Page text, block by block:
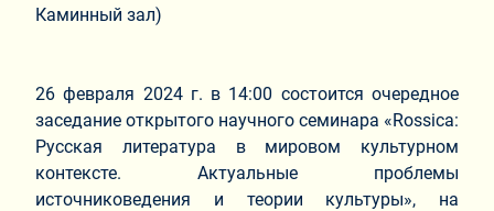
Каминный зал)
26 февраля 2024 г. в 14:00 состоится очередное
заседание открытого научного семинара «Rossiсa:
Русская литература в мировом культурном
контексте. Актуальные проблемы
источниковедения и теории культуры», на